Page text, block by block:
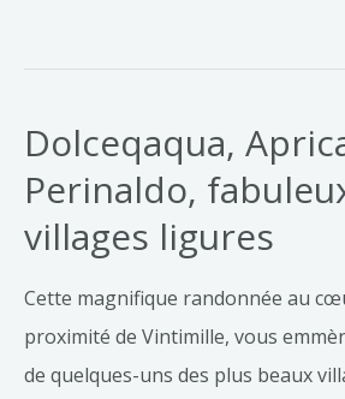
Dolceqaqua,
Perinaldo,
villages ligures
Cette magnifique randonnée au
proximité de Vintimille, vous
de quelques-uns des plus beaux